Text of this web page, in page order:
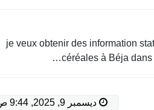
je veux obtenir des information
céréales à Béja
ديسمبر 9, 2025, 9:44 ص